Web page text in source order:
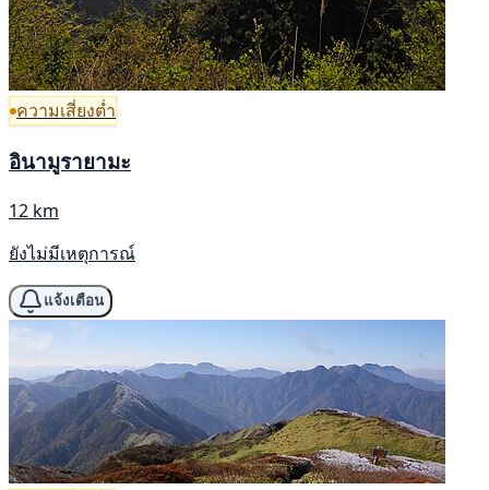
ความเสี่ยงต่ำ
อินามูรายามะ
12 km
ยังไม่มีเหตุการณ์
แจ้งเตือน